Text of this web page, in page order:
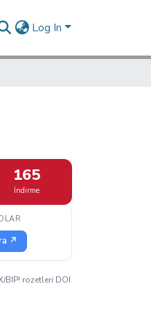
Log In
165
İndirme
↗
rozetleri DOI